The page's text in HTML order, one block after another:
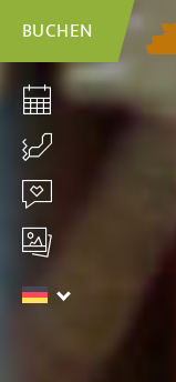
BUCHEN